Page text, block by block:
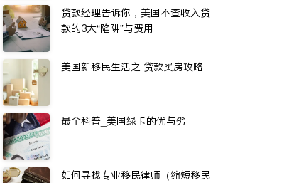
贷款经理告诉你，美国不查收入贷
款的3大“陷阱”与费用
美国新移民生活之 贷款买房攻略
最全科普_美国绿卡的优与劣
如何寻找专业移民律师（缩短移民